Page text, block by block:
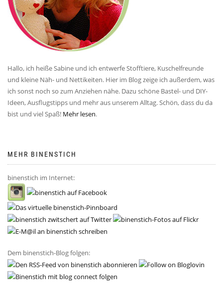
Hallo, ich heiße Sabine und ich entwerfe Stofftiere, Kuschelfreunde
und kleine Näh- und Nettikeiten. Hier im Blog zeige ich außerdem, was
ich sonst noch so zum Anziehen nähe. Dazu schöne Bastel- und DIY-
Ideen, Ausflugstipps und mehr aus unserem Alltag. Schön, dass du da
bist und viel Spaß! Mehr lesen.
MEHR BINENSTICH
binenstich im Internet:
Dem binenstich-Blog folgen: